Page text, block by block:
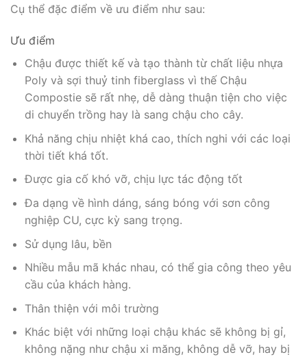
Cụ thể đặc điểm về ưu điểm như sau:
Ưu điểm
Chậu được thiết kế và tạo thành từ chất liệu nhựa
Poly và sợi thuỷ tinh fiberglass vì thế Chậu
Compostie sẽ rất nhẹ, dễ dàng thuận tiện cho việc
di chuyển trồng hay là sang chậu cho cây.
Khả năng chịu nhiệt khá cao, thích nghi với các loại
thời tiết khá tốt.
Được gia cố khó vỡ, chịu lực tác động tốt
Đa dạng về hình dáng, sáng bóng với sơn công
nghiệp CU, cực kỳ sang trọng.
Sử dụng lâu, bền
Nhiều mẫu mã khác nhau, có thể gia công theo yêu
cầu của khách hàng.
Thân thiện với môi trường
Khác biệt với những loại chậu khác sẽ không bị gỉ,
không nặng như chậu xi măng, không dễ vỡ, hay bị